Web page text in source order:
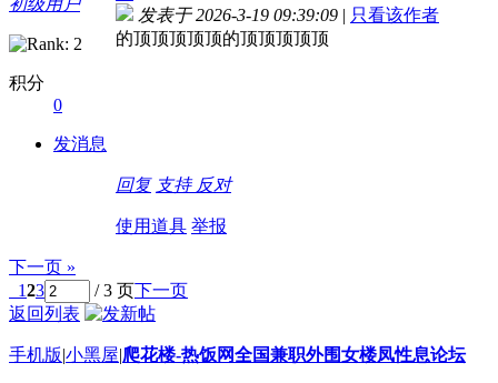
积分
0
发消息
发表于 2026-3-19 09:39:09 | 只看该作者
的顶顶顶顶顶的顶顶顶顶顶
回复 支持 反对
使用道具 举报
下一页 »
123 / 3 页下一页
返回列表
手机版|小黑屋|爬花楼-热饭网全国兼职外围女楼凤性息论坛